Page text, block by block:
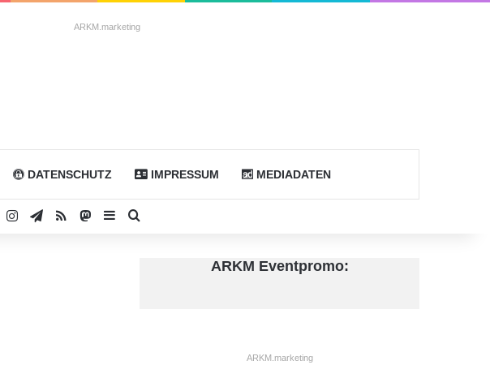
ARKM.marketing
DATENSCHUTZ IMPRESSUM MEDIADATEN
YouTubeInstagramTelegram
RSS Mastodon
Sidebar
ARKM Eventpromo:
ARKM.marketing